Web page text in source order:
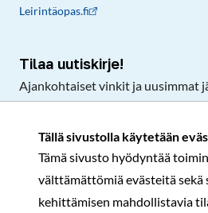
Tällä sivustolla käytetään
Tämä sivusto hyödyntää
välttämättömiä evästeitä sekä
kehittämisen mahdollistavia
Leirintäopas.fi
Tilaa uutiskirje!
Ajankohtaiset vinkit ja uusimmat